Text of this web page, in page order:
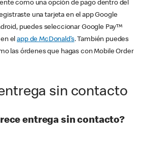
como una opción de pago dentro del
una tarjeta en el app Google
puedes seleccionar Google Pay™
elapp de McDonald’s. También puedes
las órdenes que hagas con Mobile Order
sin contacto
entrega sin contacto?